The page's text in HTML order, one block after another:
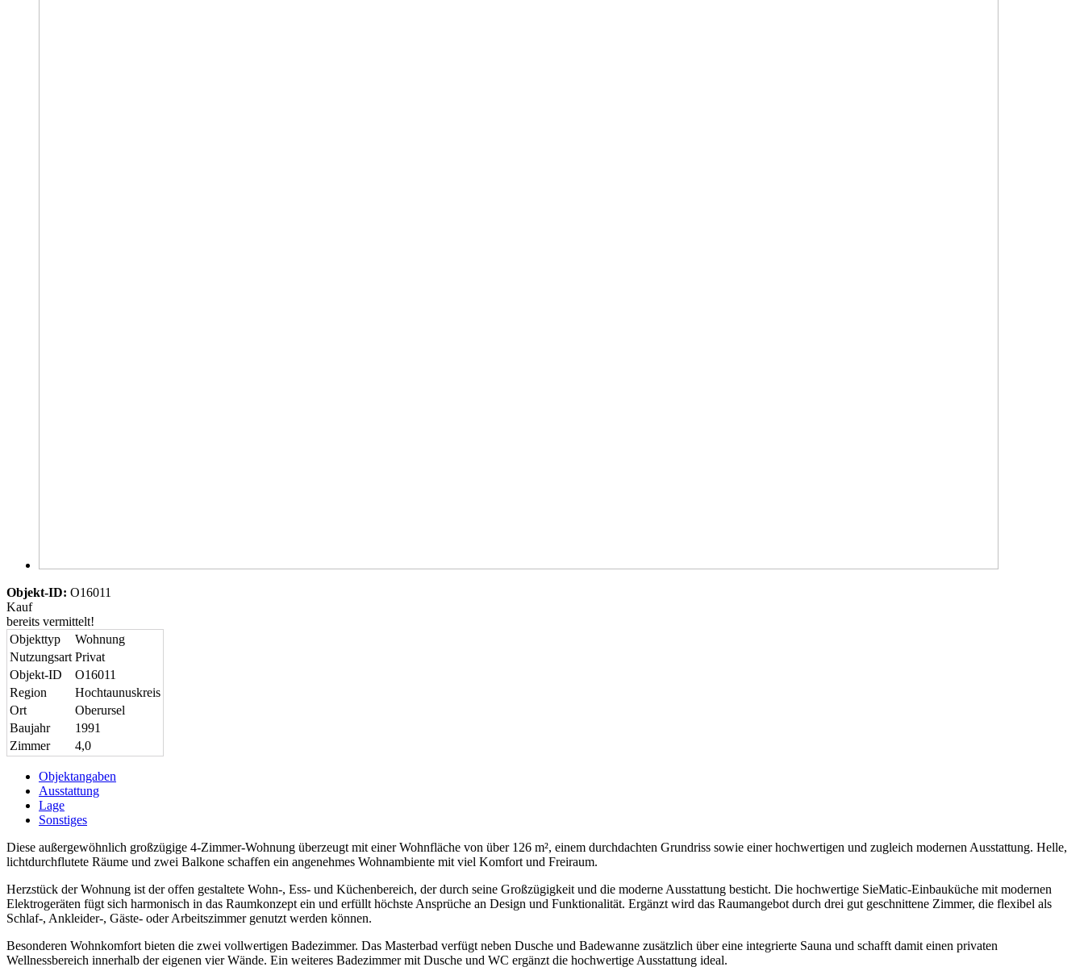
Objekt-ID: O16011
Kauf
bereits vermittelt!
Objekttyp
Wohnung
Nutzungsart Privat
Objekt-ID
O16011
Region
Hochtaunuskreis
Ort
Oberursel
Baujahr
1991
Zimmer
4,0
Objektangaben
Ausstattung
Lage
Sonstiges
Diese außergewöhnlich großzügige 4-Zimmer-Wohnung überzeugt mit einer Wohnfläche von über 126 m², einem durchdachten Grundriss sowie einer hochwertigen und zugleich modernen Ausstattung. Helle,
lichtdurchflutete Räume und zwei Balkone schaffen ein angenehmes Wohnambiente mit viel Komfort und Freiraum.
Herzstück der Wohnung ist der offen gestaltete Wohn-, Ess- und Küchenbereich, der durch seine Großzügigkeit und die moderne Ausstattung besticht. Die hochwertige SieMatic-Einbauküche mit modernen
Elektrogeräten fügt sich harmonisch in das Raumkonzept ein und erfüllt höchste Ansprüche an Design und Funktionalität. Ergänzt wird das Raumangebot durch drei gut geschnittene Zimmer, die flexibel als
Schlaf-, Ankleider-, Gäste- oder Arbeitszimmer genutzt werden können.
Besonderen Wohnkomfort bieten die zwei vollwertigen Badezimmer. Das Masterbad verfügt neben Dusche und Badewanne zusätzlich über eine integrierte Sauna und schafft damit einen privaten
Wellnessbereich innerhalb der eigenen vier Wände. Ein weiteres Badezimmer mit Dusche und WC ergänzt die hochwertige Ausstattung ideal.